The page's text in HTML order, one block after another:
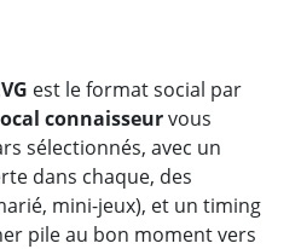
est le format social par
connaisseurvous
sélectionnés, avec un
dans chaque, des
mini-jeux), et un timing
pile au bon moment vers